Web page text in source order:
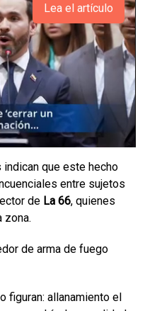
Lea el artículo
que este hecho
entre sujetos
de La 66, quienes
zona.
de arma de fuego
figuran: allanamiento el